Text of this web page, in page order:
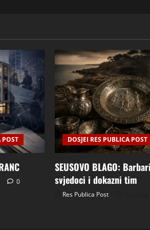
POST
0
DOSJEI RES PUBLICA POST
SEUSOVO BLAGO:
svjedoci i dokazni tim
Res Publica Post